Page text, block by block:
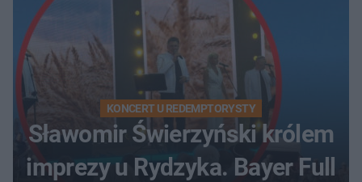
KONCERT U REDEMPTORYSTY
Sławomir Świerzyński królem
imprezy u Rydzyka. Bayer Full